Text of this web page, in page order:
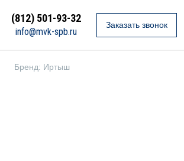
(812) 501-93-32
info@mvk-spb.ru
Заказать звонок
Бренд: Иртыш